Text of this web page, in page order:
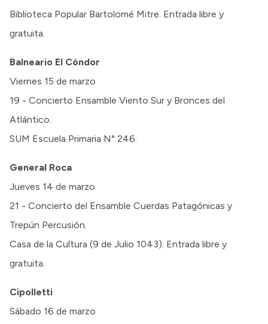
Biblioteca Popular Bartolomé Mitre. Entrada libre y
gratuita.
Balneario El Cóndor
Viernes 15 de marzo
19 - Concierto Ensamble Viento Sur y Bronces del
Atlántico.
SUM Escuela Primaria N° 246.
General Roca
Jueves 14 de marzo
21 - Concierto del Ensamble Cuerdas Patagónicas y
Trepún Percusión.
Casa de la Cultura (9 de Julio 1043). Entrada libre y
gratuita.
Cipolletti
Sábado 16 de marzo